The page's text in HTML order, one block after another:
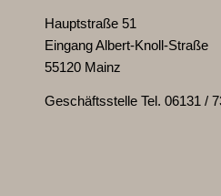
Hauptstraße 51
Eingang Albert-Knoll-Straße
55120 Mainz
Geschäftsstelle Tel. 06131 /